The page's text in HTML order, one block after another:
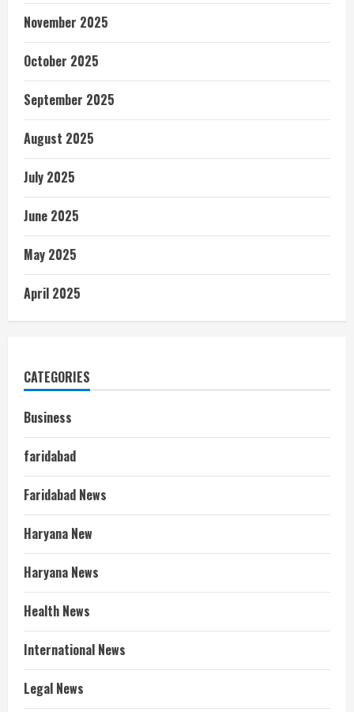
November 2025
October 2025
September 2025
August 2025
July 2025
June 2025
May 2025
April 2025
CATEGORIES
Business
faridabad
Faridabad News
Haryana New
Haryana News
Health News
International News
Legal News